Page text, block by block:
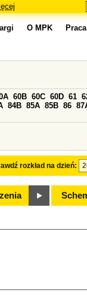
O MPK Praca
rozkład na dzień:
60B 60C 60D 61
84B 85A 85B 86